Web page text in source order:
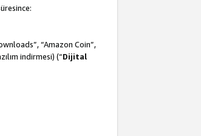
“Amazon Coin”,
indirmesi) (“Dijital